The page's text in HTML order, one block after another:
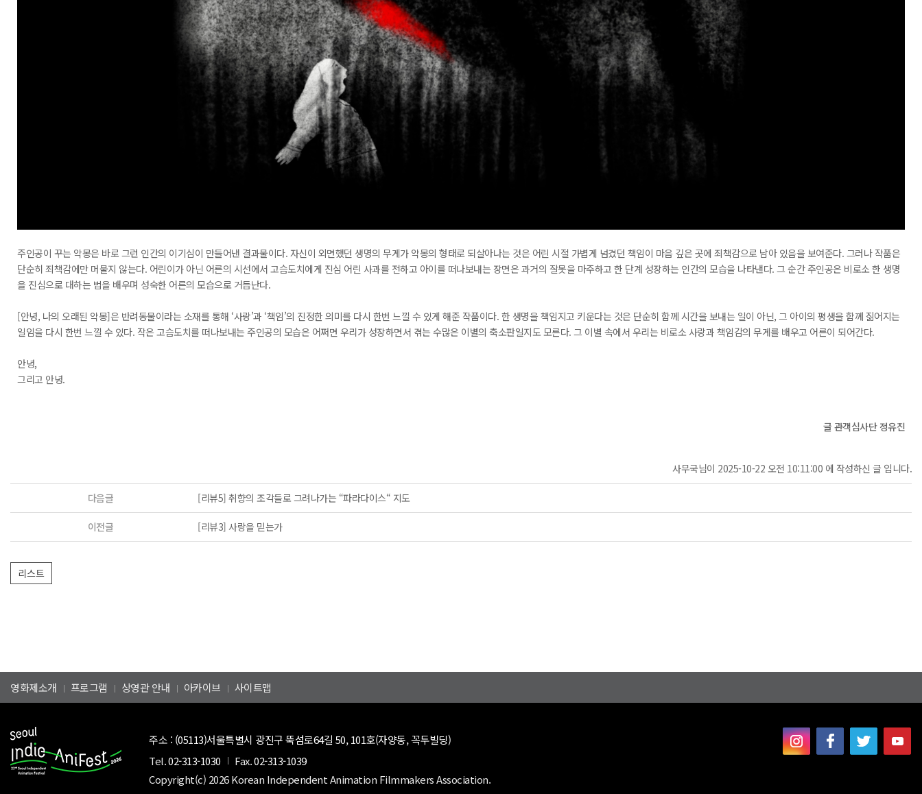
주인공이 꾸는 악몽은 바로 그런 인간의 이기심이 만들어낸 결과물이다. 자신이 외면했던 생명의 무게가 악몽의 형태로 되살아나는 것은 어린 시절 가볍게 넘겼던 책임이 마음 깊은 곳에 죄책감으로 남아 있음을 보여준다. 그러나 작품은
단순히 죄책감에만 머물지 않는다. 어린이가 아닌 어른의 시선에서 고슴도치에게 진심 어린 사과를 전하고 아이를 떠나보내는 장면은 과거의 잘못을 마주하고 한 단계 성장하는 인간의 모습을 나타낸다. 그 순간 주인공은 비로소 한 생명
을 진심으로 대하는 법을 배우며 성숙한 어른의 모습으로 거듭난다.
[안녕, 나의 오래된 악몽]은 반려동물이라는 소재를 통해 ‘사랑’과 ‘책임’의 진정한 의미를 다시 한번 느낄 수 있게 해준 작품이다. 한 생명을 책임지고 키운다는 것은 단순히 함께 시간을 보내는 일이 아닌, 그 아이의 평생을 함께 짊어지는
일임을 다시 한번 느낄 수 있다. 작은 고슴도치를 떠나보내는 주인공의 모습은 어쩌면 우리가 성장하면서 겪는 수많은 이별의 축소판일지도 모른다. 그 이별 속에서 우리는 비로소 사랑과 책임감의 무게를 배우고 어른이 되어간다.
안녕,
그리고 안녕.
글 관객심사단 정유진
사무국님이 2025-10-22 오전 10:11:00 에 작성하신 글 입니다.
다음글 [리뷰5] 취향의 조각들로 그려나가는 “파라다이스“ 지도
이전글 [리뷰3] 사랑을 믿는가
영화제소개 프로그램 상영관 안내 아카이브 사이트맵
주소 : (05113)서울특별시 광진구 뚝섬로64길 50, 101호(자양동, 꼭두빌딩)
Tel.02-313-1030 Fax.02-313-1039
Copyright(c) 2026 Korean Independent Animation Filmmakers Association.